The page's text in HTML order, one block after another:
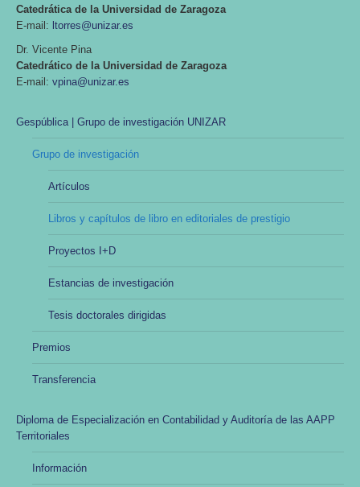
Catedrática de la Universidad de Zaragoza
E-mail: ltorres@unizar.es
Dr. Vicente Pina
Catedrático de la Universidad de Zaragoza
E-mail: vpina@unizar.es
Gespública | Grupo de investigación UNIZAR
Grupo de investigación
Artículos
Libros y capítulos de libro en editoriales de prestigio
Proyectos I+D
Estancias de investigación
Tesis doctorales dirigidas
Premios
Transferencia
Diploma de Especialización en Contabilidad y Auditoría de las AAPP
Territoriales
Información